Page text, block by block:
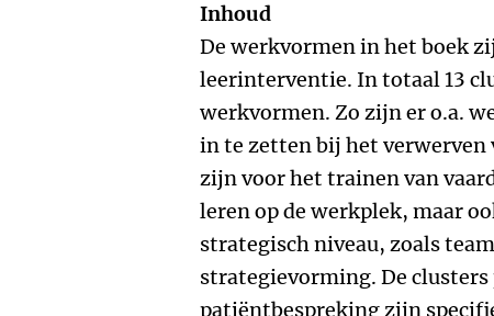
Inhoud
De werkvormen in het boek
leerinterventie. In totaal 13
werkvormen. Zo zijn er o.a.
in te zetten bij het verwerven
zijn voor het trainen van
leren op de werkplek, maar
strategisch niveau, zoals
strategievorming. De
patiëntbespreking zijn